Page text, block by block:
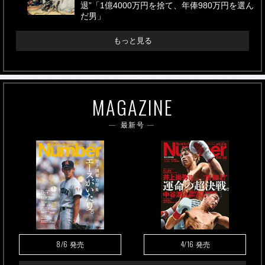
退”「1億4000万円を捨て、年俸980万円を選ん
だ男」
もっと見る
MAGAZINE
最新号
8/6 発売 4/16 発売